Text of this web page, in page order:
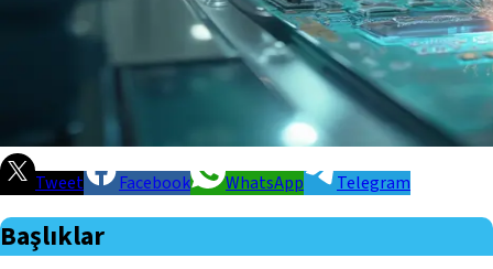
Tweet Facebook WhatsApp Telegram
Başlıklar